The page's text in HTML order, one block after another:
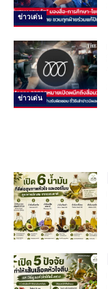
ข่าวเด่น
ข่าวเด่น